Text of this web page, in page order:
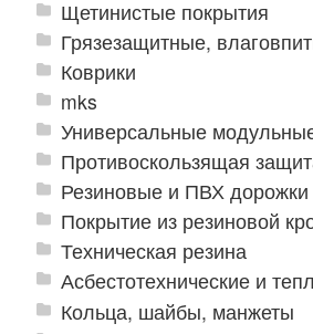
Щетинистые покрытия
Грязезащитные,
Коврики
mks
Универсальные
Противоскользящая
Резиновые и ПВХ дорожки
Покрытие из резиновой
Техническая резина
Асбестотехнические и
Кольца, шайбы, манжеты